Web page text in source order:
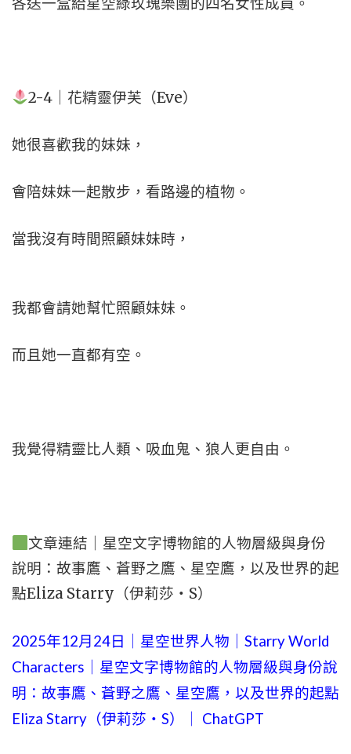
2-4｜花精靈伊芙（Eve）
她很喜歡我的妹妹，
會陪妹妹一起散步，看路邊的植物。
當我沒有時間照顧妹妹時，
我都會請她幫忙照顧妹妹。
而且她一直都有空。
我覺得精靈比人類、吸血鬼、狼人更自由。
文章連結｜星空文字博物館的人物層級與身份
說明：故事鷹、蒼野之鷹、星空鷹，以及世界的起
點Eliza Starry（伊莉莎・S）
2025年12月24日｜星空世界人物｜Starry World
Characters｜星空文字博物館的人物層級與身份說
明：故事鷹、蒼野之鷹、星空鷹，以及世界的起點
Eliza Starry（伊莉莎・S）｜ ChatGPT